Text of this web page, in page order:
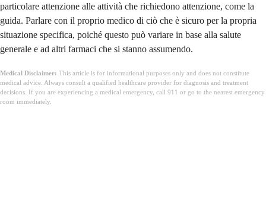
particolare attenzione alle attività che richiedono attenzione, come la
guida. Parlare con il proprio medico di ciò che è sicuro per la propria
situazione specifica, poiché questo può variare in base alla salute
generale e ad altri farmaci che si stanno assumendo.
Medical Disclaimer: This article is for informational purposes only and does not constitute
medical advice. Always consult a qualified healthcare provider for diagnosis and treatment
decisions. If you are experiencing a medical emergency, call 911 or go to the nearest emergency
room immediately.